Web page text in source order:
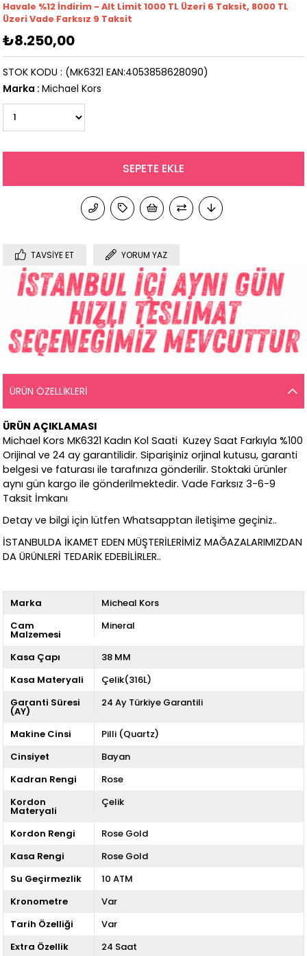
Havale %12 İndirim - Alt Limit 1000 TL Üzeri 6 Taksit, 8000 TL
Üzeri Vade Farksız 9 Taksit
₺8.250,00
(MK6321 EAN:4053858628090)
STOK KODU
Marka : Michael Kors
TAVSIYE ET YORUM YAZ
ÜRÜN ÖZELLIKLERI
ÜRÜN AÇIKLAMASI
Michael Kors MK6321 Kadın Kol Saati Kuzey Saat Farkıyla %100
Orijinal ve 24 ay garantilidir. Siparişiniz orjinal kutusu, garanti
belgesi ve faturası ile tarafınıza gönderilir. Stoktaki ürünler
aynı gün kargo ile gönderilmektedir. Vade Farksız 3-6-9
Taksit İmkanı
Detay ve bilgi için lütfen Whatsapptan iletişime geçiniz..
İSTANBULDA İKAMET EDEN MÜŞTERİLERİMİZ MAĞAZALARIMIZDAN
DA ÜRÜNLERİ TEDARİK EDEBİLİRLER..
Marka
Micheal Kors
Cam
Malzemesi
Mineral
Kasa Çapı
38 MM
Kasa Materyali
Çelik(316L)
Garanti Süresi
(AY)
24 Ay Türkiye Garantili
Makine Cinsi
Pilli (Quartz)
Cinsiyet
Bayan
Kadran Rengi
Rose
Kordon
Materyali
Çelik
Kordon Rengi
Rose Gold
Kasa Rengi
Rose Gold
Su Geçirmezlik
10 ATM
Kronometre
Var
Tarih Özelliği
Var
Extra Özellik
24 Saat